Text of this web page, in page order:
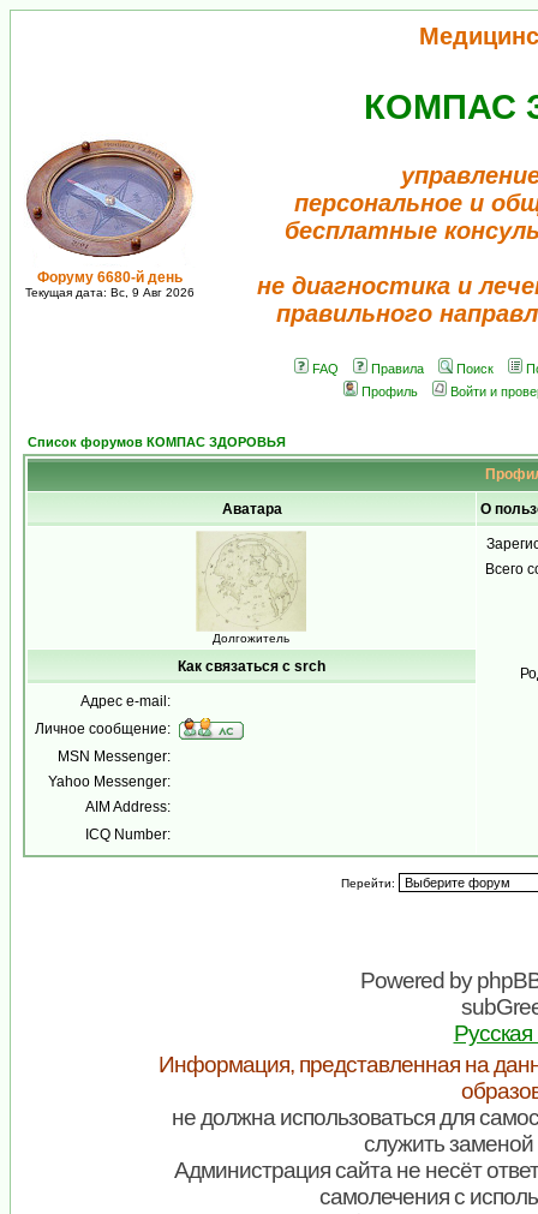
Форуму 6680-й день
Текущая дата: Вс, 9 Авг 2026
КОМПАС
персональное и
бесплатные
не диагностика и
правильного
FAQ Правила Поиск
Профиль
Войти и
Список форумов КОМПАС ЗДОРОВЬЯ
Аватара О
Долгожитель
Всего
Как связаться с srch
Адрес e-mail:
Личное сообщение:
MSN Messenger:
Yahoo Messenger:
AIM Address:
ICQ Number:
Перейти:
Powered by
Информация, представленная на
не должна использоваться для
служить заменой
Администрация сайта не несёт
самолечения с